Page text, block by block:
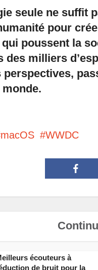
seule ne suffit
pour
poussent la
des milliers
perspectives,
macOS WWDC
écouteurs à
de bruit pour la